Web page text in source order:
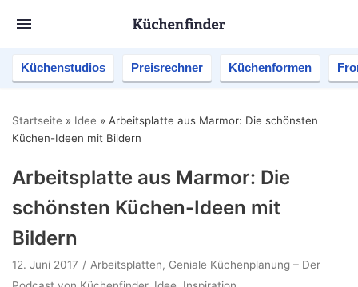
Küchenstudios Preisrechner Küchenformen
Startseite » Idee » Arbeitsplatte aus Marmor: Die schönsten
Küchen-Ideen mit Bildern
Arbeitsplatte aus Marmor: Die
schönsten Küchen-Ideen mit
Bildern
12. Juni 2017 Arbeitsplatten, Geniale Küchenplanung – Der